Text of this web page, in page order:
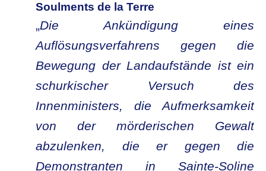
Soulments de la Terre
„Die Ankündigung eines
Auflösungsverfahrens gegen die
Bewegung der Landaufstände ist ein
schurkischer Versuch des
Innenministers, die Aufmerksamkeit
von der mörderischen Gewalt
abzulenken, die er gegen die
Demonstranten in Sainte-Soline